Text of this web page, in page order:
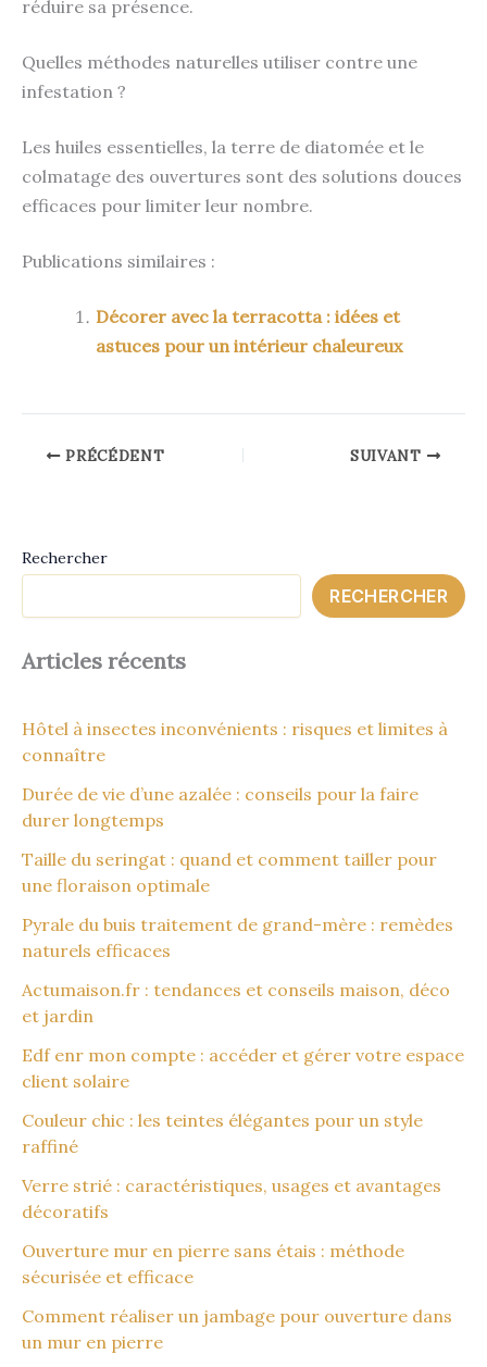
réduire sa présence.
Quelles méthodes naturelles utiliser contre une
infestation ?
Les huiles essentielles, la terre de diatomée et le
colmatage des ouvertures sont des solutions douces
efficaces pour limiter leur nombre.
Publications similaires :
Décorer avec la terracotta : idées et
astuces pour un intérieur chaleureux
PRÉCÉDENT SUIVANT
Rechercher
RECHERCHER
Articles récents
Hôtel à insectes inconvénients : risques et limites à
connaître
Durée de vie d’une azalée : conseils pour la faire
durer longtemps
Taille du seringat : quand et comment tailler pour
une floraison optimale
Pyrale du buis traitement de grand-mère : remèdes
naturels efficaces
Actumaison.fr : tendances et conseils maison, déco
et jardin
Edf enr mon compte : accéder et gérer votre espace
client solaire
Couleur chic : les teintes élégantes pour un style
raffiné
Verre strié : caractéristiques, usages et avantages
décoratifs
Ouverture mur en pierre sans étais : méthode
sécurisée et efficace
Comment réaliser un jambage pour ouverture dans
un mur en pierre